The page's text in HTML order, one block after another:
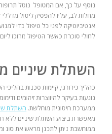
נוסף על כך, אם המטופל נוטל
מחלות לב, עליו להפסיק ליטול
אנטיביוטיקה לפני כל טיפול כדי
לחולי סוכרת כאשר הטיפול מרוכז
השתלת שיניים
כהליך כירורגי, קיימות סכנות
נוגעות בעיקר להיווצרות זיהומים
ממערכת חיסונית מוחלשת. השתלת
מאפשרת ביצוע השתלת שיניים ללא
ממוחשבת ניתן לתכנן מראש את סוג